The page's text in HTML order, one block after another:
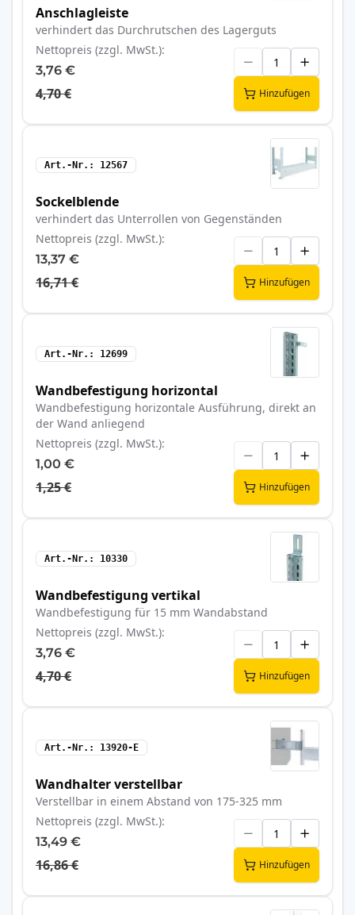
Anschlagleiste
verhindert das Durchrutschen des Lagerguts
Nettopreis (zzgl. MwSt.)
3,76 €
4,70 € Hinzufügen
Art.-Nr. 12567
Sockelblende
verhindert das Unterrollen von Gegenständen
Nettopreis (zzgl. MwSt.)
13,37 €
16,71 € Hinzufügen
Art.-Nr. 12699
Wandbefestigung horizontal
Wandbefestigung horizontale Ausführung, direkt an
der Wand anliegend
Nettopreis (zzgl. MwSt.)
1,00 €
1,25 € Hinzufügen
Art.-Nr. 10330
Wandbefestigung vertikal
Wandbefestigung für 15 mm Wandabstand
Nettopreis (zzgl. MwSt.)
3,76 €
4,70 € Hinzufügen
Art.-Nr. 13920-E
Wandhalter verstellbar
Verstellbar in einem Abstand von 175-325 mm
Nettopreis (zzgl. MwSt.)
13,49 €
16,86 € Hinzufügen